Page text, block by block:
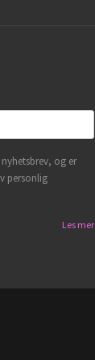
og er
personlig
Les mer